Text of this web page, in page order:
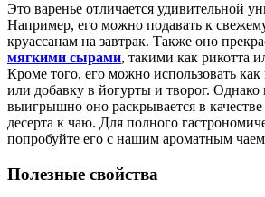
Это варенье отличается удивительной
Например, его можно подавать к
круассанам на завтрак. Также оно
мягкими сырами, такими как рикотта
Кроме того, его можно использовать
или добавку в йогурты и творог. Однако
выигрышно оно раскрывается в качестве
десерта к чаю. Для полного
попробуйте его с нашим ароматным
Полезные свойства